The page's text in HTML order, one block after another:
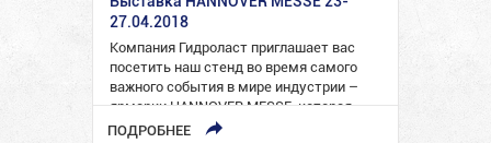
27.04.2018
Компания Гидроласт приглашает вас
посетить наш стенд во время самого
важного события в мире индустрии –
ярмарки HANNOVER MESSE, которая…
ПОДРОБНЕЕ